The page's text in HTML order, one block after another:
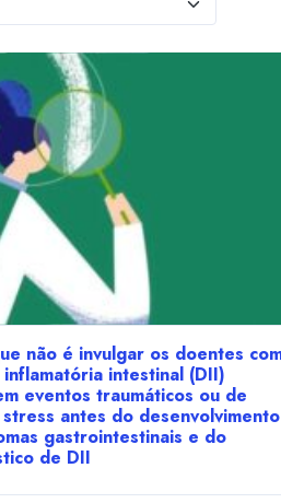
não é invulgar os doentes
inflamatória intestinal (DII)
eventos traumáticos ou de
antes do desenvolvimento
gastrointestinais e do
de DII